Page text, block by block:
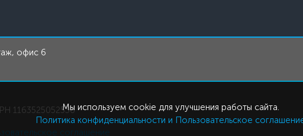
Мы используем cookie для улучшения работы сайта.
Политика конфиденциальности и Пользовательское
офис 6
1163525052536
соглашение